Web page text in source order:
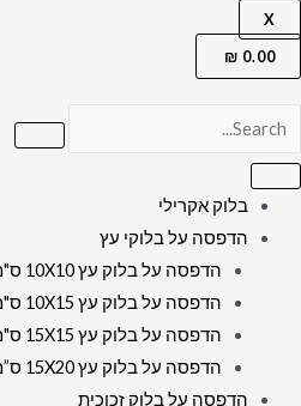
X
0.00
₪
בלוק אקרילי
הדפסה על בלוקי עץ
הדפסה על בלוק עץ 10X10 ס"מ
הדפסה על בלוק עץ 10X15 ס"מ
הדפסה על בלוק עץ 15X15 ס"מ
הדפסה על בלוק עץ 15X20 ס”מ
הדפסה על בלוק זכוכית